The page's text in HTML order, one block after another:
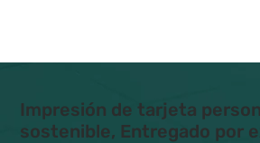
Impresión de tarjeta
sostenible, Entregado por